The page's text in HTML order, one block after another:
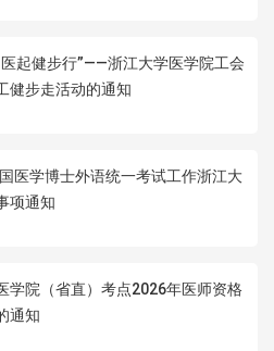
起健步行”——浙江大学医学院工会
健步走活动的通知
医学博士外语统一考试工作浙江大
项通知
学院（省直）考点2026年医师资格
通知